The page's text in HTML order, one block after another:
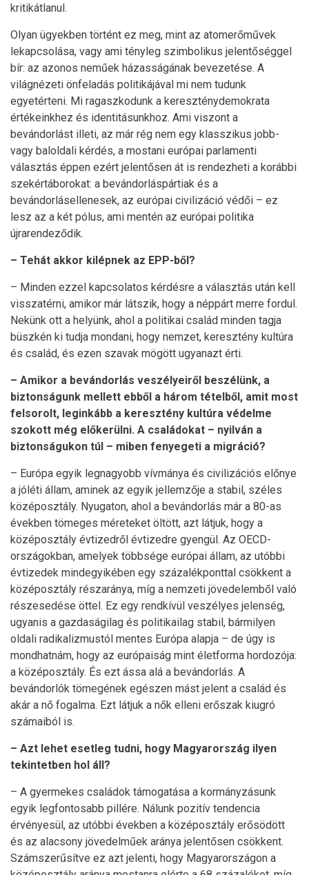
kritikátlanul.
Olyan ügyekben történt ez meg, mint az atomerőművek
lekapcsolása, vagy ami tényleg szimbolikus jelentőséggel
bír: az azonos neműek házasságának bevezetése. A
világnézeti önfeladás politikájával mi nem tudunk
egyetérteni. Mi ragaszkodunk a kereszténydemokrata
értékeinkhez és identitásunkhoz. Ami viszont a
bevándorlást illeti, az már rég nem egy klasszikus jobb-
vagy baloldali kérdés, a mostani európai parlamenti
választás éppen ezért jelentősen át is rendezheti a korábbi
szekértáborokat: a bevándorláspár­tiak és a
bevándorlásellenesek, az európai civilizáció védői – ez
lesz az a két pólus, ami mentén az európai politika
újrarendeződik.
– Tehát akkor kilépnek az EPP-ből?
– Minden ezzel kapcsolatos kérdésre a választás után kell
visszatérni, amikor már látszik, hogy a néppárt merre fordul.
Nekünk ott a helyünk, ahol a politikai család minden tagja
büszkén ki tudja mondani, hogy nemzet, keresztény kultúra
és család, és ezen szavak mögött ugyanazt érti.
– Amikor a bevándorlás veszélyeiről beszélünk, a
biztonságunk mellett ebből a három tételből, amit most
felsorolt, leginkább a keresztény kultúra védelme
szokott még előkerülni. A családokat – nyilván a
biztonságukon túl – miben fenyegeti a migráció?
– Európa egyik legnagyobb vívmánya és civilizációs előnye
a jóléti állam, aminek az egyik jellemzője a stabil, széles
középosztály. Nyugaton, ahol a bevándorlás már a 80-as
években tömeges méreteket öltött, azt látjuk, hogy a
középosztály évtizedről évtizedre gyengül. Az OECD-
országokban, amelyek többsége európai állam, az utóbbi
évtizedek mindegyikében egy százalékponttal csökkent a
középosztály részaránya, míg a nemzeti jövedelemből való
részesedése öttel. Ez egy rendkívül veszélyes jelenség,
ugyanis a gazdaságilag és politikailag stabil, bármilyen
oldali radikalizmustól mentes Európa alapja – de úgy is
mondhatnám, hogy az európaiság mint életforma hordozója:
a középosztály. És ezt ássa alá a bevándorlás. A
bevándorlók tömegének egészen mást jelent a család és
akár a nő fogalma. Ezt látjuk a nők elleni erőszak kiugró
számaiból is.
– Azt lehet esetleg tudni, hogy Magyarország ilyen
tekintetben hol áll?
– A gyermekes családok támogatása a kormányzásunk
egyik legfontosabb pillére. Nálunk pozitív tendencia
érvényesül, az utóbbi években a középosztály erősödött
és az alacsony jövedelműek aránya jelentősen csökkent.
Számszerűsítve ez azt jelenti, hogy Magyarországon a